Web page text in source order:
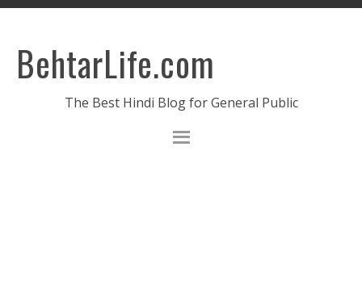
BehtarLife.com
The Best Hindi Blog for General Public